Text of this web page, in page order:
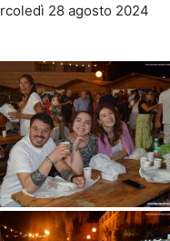
28 agosto 2024